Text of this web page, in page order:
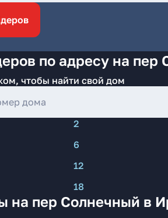
по адресу на пер
чтобы найти свой дом
2
6
12
18
на пер Солнечный в